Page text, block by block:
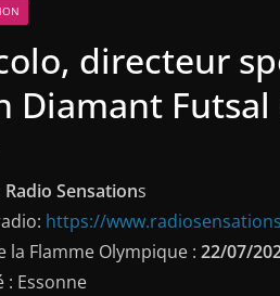
directeur
Diamant Futsal
Radio Sensations
https://
la Flamme Olympique : 22/07/
Essonne